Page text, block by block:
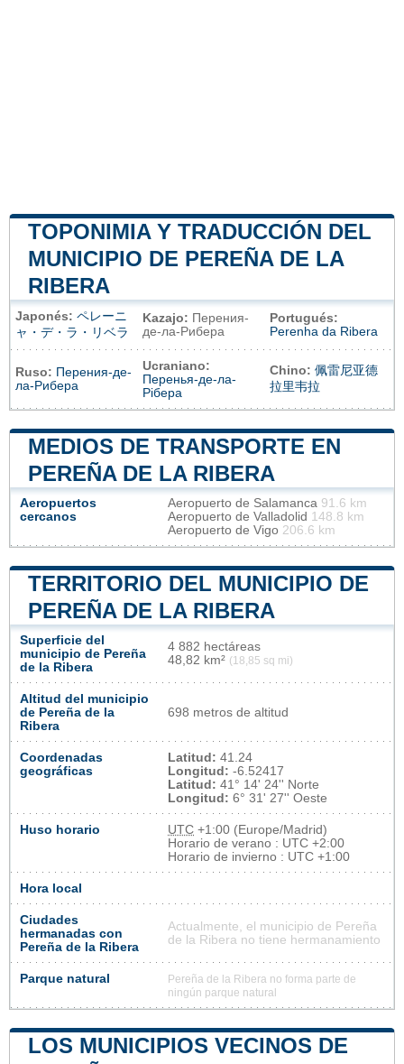
TOPONIMIA Y TRADUCCIÓN DEL
MUNICIPIO DE PEREÑA DE LA
RIBERA
Japonés: ペレーニ
ャ・デ・ラ・リベラ
Kazajo: Перения-
де-ла-Рибера
Portugués:
Perenha da Ribera
Ruso: Перения-де-
ла-Рибера
Ucraniano:
Перенья-де-ла-
Рібера
Chino: 佩雷尼亚德
拉里韦拉
MEDIOS DE TRANSPORTE EN
PEREÑA DE LA RIBERA
Aeropuertos
cercanos
Aeropuerto de Salamanca 91.6 km
Aeropuerto de Valladolid 148.8 km
Aeropuerto de Vigo 206.6 km
TERRITORIO DEL MUNICIPIO DE
PEREÑA DE LA RIBERA
Superficie del
municipio de Pereña
de la Ribera
4 882 hectáreas
48,82 km² (18,85 sq mi)
Altitud del municipio
de Pereña de la
Ribera
698 metros de altitud
Coordenadas
geográficas
Latitud: 41.24
Longitud: -6.52417
Latitud: 41° 14' 24'' Norte
Longitud: 6° 31' 27'' Oeste
Huso horario UTC +1:00 (Europe/Madrid)
Horario de verano : UTC +2:00
Horario de invierno : UTC +1:00
Hora local
Ciudades
hermanadas con
Pereña de la Ribera
Actualmente, el municipio de Pereña
de la Ribera no tiene hermanamiento
Parque natural
Pereña de la Ribera no forma parte de
ningún parque natural
LOS MUNICIPIOS VECINOS DE